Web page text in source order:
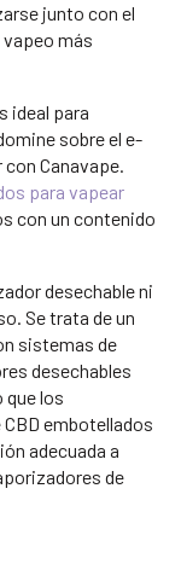
junto con el
vapeo más
ideal para
sobre el e-
Canavape.
para vapear
con un contenido
desechable ni
Se trata de un
sistemas de
desechables
que los
embotellados
adecuada a
de